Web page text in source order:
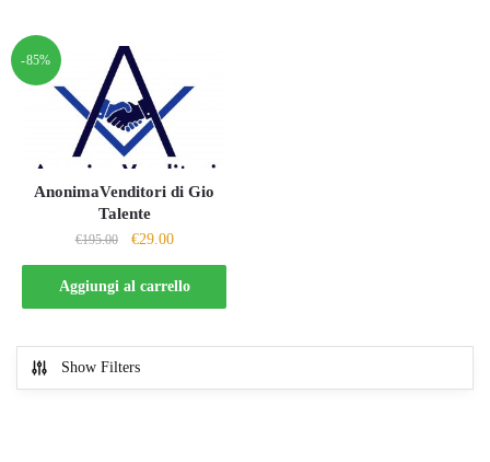
-85%
AnonimaVenditori di Gio
Talente
€195.00
Il
prezzo
originale
era:
€29.00Il
prezzo
attuale
è:
Aggiungi al carrello
Show Filters